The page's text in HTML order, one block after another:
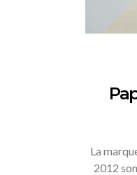
La
2012